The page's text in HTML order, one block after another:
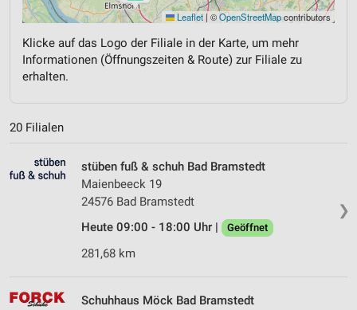
Leaflet| ©OpenStreetMapcontributors
Klicke auf das Logo der Filiale in der Karte, um mehr
Informationen (Öffnungszeiten & Route) zur Filiale zu
erhalten.
20 Filialen
❯
stüben fuß & schuh Bad Bramstedt
Maienbeeck 19
24576 Bad Bramstedt
Heute 09:00 - 18:00 Uhr |
Geöffnet
281,68 km
Schuhhaus Möck Bad Bramstedt